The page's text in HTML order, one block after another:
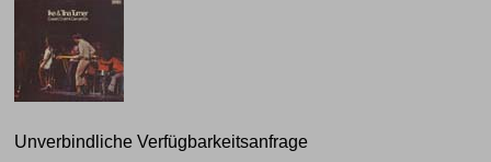
Unverbindliche Verfügbarkeitsanfrage